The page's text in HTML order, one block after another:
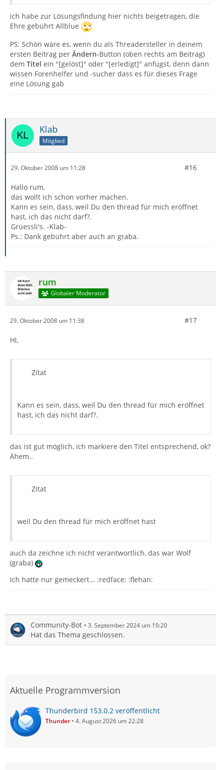
ich habe zur Lösungsfindung hier nichts beigetragen, die
Ehre gebührt Allblue
PS: Schön wäre es, wenn du als Threadersteller in deinem
ersten Beitrag per Ändern-Button (oben rechts am Beitrag)
dem Titel ein "[gelöst]" oder "[erledigt]" anfügst, denn dann
wissen Forenhelfer und -sucher dass es für dieses Frage
eine Lösung gab
Klab
Mitglied
29. Oktober 2008 um 11:28 #16
Hallo rum,
das wollt ich schon vorher machen.
Kann es sein, dass, weil Du den thread für mich eröffnet
hast, ich das nicht darf?.
Grüessli's. -Klab-
Ps.: Dank gebührt aber auch an graba.
rum
Globaler Moderator
29. Oktober 2008 um 11:38 #17
HI,
Zitat
Kann es sein, dass, weil Du den thread für mich eröffnet
hast, ich das nicht darf?.
das ist gut möglich, ich markiere den Titel entsprechend, ok?
Ähem..
Zitat
weil Du den thread für mich eröffnet hast
auch da zeichne ich nicht verantwortlich, das war Wolf
(graba)
Ich hatte nur gemeckert... :redface: :flehan:
Community-Bot 3. September 2024 um 19:20
Hat das Thema geschlossen.
Aktuelle Programmversion
Thunderbird 153.0.2 veröffentlicht
Thunder 4. August 2026 um 22:28